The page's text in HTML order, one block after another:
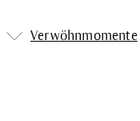
Verwöhnmomente